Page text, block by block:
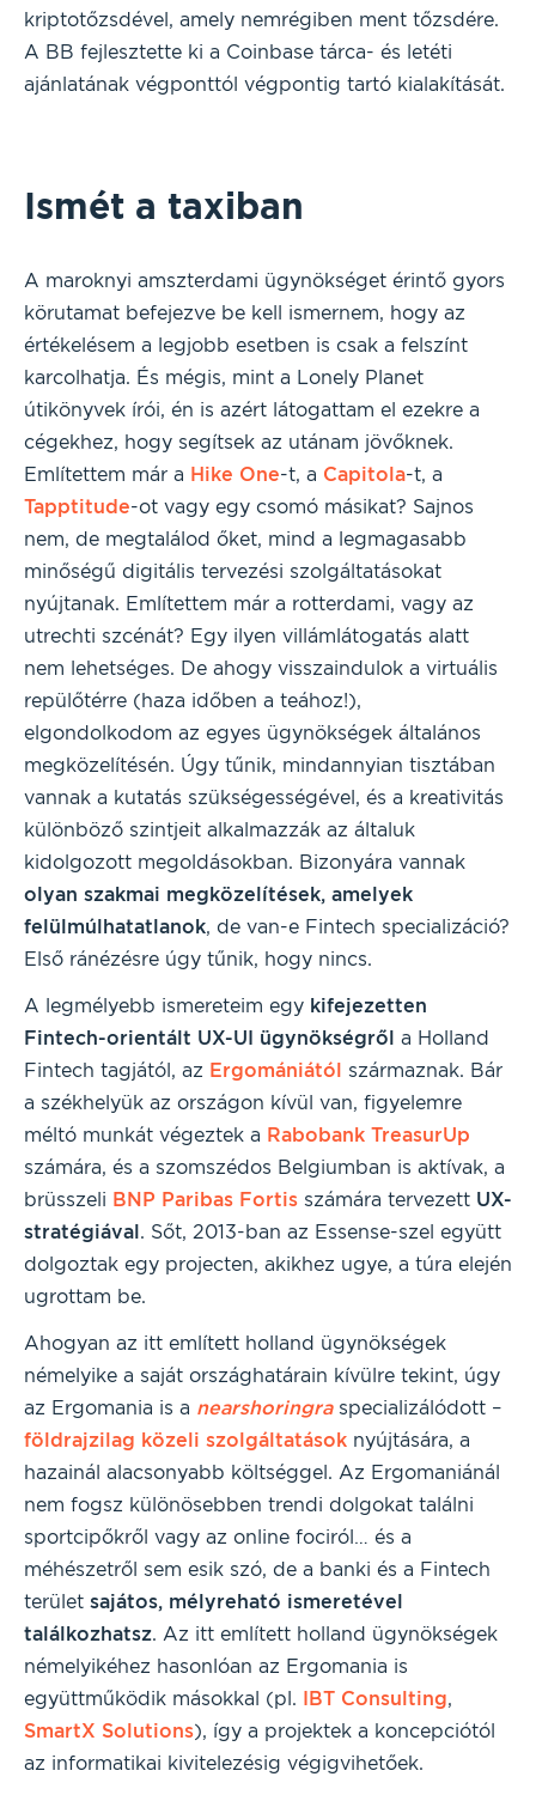
kriptotőzsdével, amely nemrégiben ment tőzsdére.
A BB fejlesztette ki a Coinbase tárca- és letéti
ajánlatának végponttól végpontig tartó kialakítását.
Ismét a taxiban
A maroknyi amszterdami ügynökséget érintő gyors
körutamat befejezve be kell ismernem, hogy az
értékelésem a legjobb esetben is csak a felszínt
karcolhatja. És mégis, mint a Lonely Planet
útikönyvek írói, én is azért látogattam el ezekre a
cégekhez, hogy segítsek az utánam jövőknek.
Említettem már a Hike One-t, a Capitola-t, a
Tapptitude-ot vagy egy csomó másikat? Sajnos
nem, de megtalálod őket, mind a legmagasabb
minőségű digitális tervezési szolgáltatásokat
nyújtanak. Említettem már a rotterdami, vagy az
utrechti szcénát? Egy ilyen villámlátogatás alatt
nem lehetséges. De ahogy visszaindulok a virtuális
repülőtérre (haza időben a teához!),
elgondolkodom az egyes ügynökségek általános
megközelítésén. Úgy tűnik, mindannyian tisztában
vannak a kutatás szükségességével, és a kreativitás
különböző szintjeit alkalmazzák az általuk
kidolgozott megoldásokban. Bizonyára vannak
olyan szakmai megközelítések, amelyek
felülmúlhatatlanok, de van-e Fintech specializáció?
Első ránézésre úgy tűnik, hogy nincs.
A legmélyebb ismereteim egy kifejezetten
Fintech-orientált UX-UI ügynökségről a Holland
Fintech tagjától, az Ergomániától származnak. Bár
a székhelyük az országon kívül van, figyelemre
méltó munkát végeztek a Rabobank TreasurUp
számára, és a szomszédos Belgiumban is aktívak, a
brüsszeli BNP Paribas Fortis számára tervezett UX-
stratégiával. Sőt, 2013-ban az Essense-szel együtt
dolgoztak egy projecten, akikhez ugye, a túra elején
ugrottam be.
Ahogyan az itt említett holland ügynökségek
némelyike a saját országhatárain kívülre tekint, úgy
az Ergomania is a nearshoringraspecializálódott –
földrajzilag közeli szolgáltatások nyújtására, a
hazainál alacsonyabb költséggel. Az Ergomaniánál
nem fogsz különösebben trendi dolgokat találni
sportcipőkről vagy az online fociról… és a
méhészetről sem esik szó, de a banki és a Fintech
terület sajátos, mélyreható ismeretével
találkozhatsz. Az itt említett holland ügynökségek
némelyikéhez hasonlóan az Ergomania is
együttműködik másokkal (pl. IBT Consulting,
SmartX Solutions), így a projektek a koncepciótól
az informatikai kivitelezésig végigvihetőek.